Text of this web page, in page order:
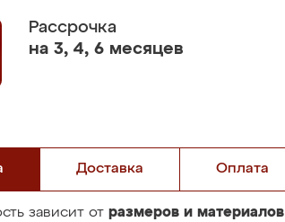
Рассрочка
на 3, 4, 6 месяцев
Доставка Оплата
зависит от размеров и материалов